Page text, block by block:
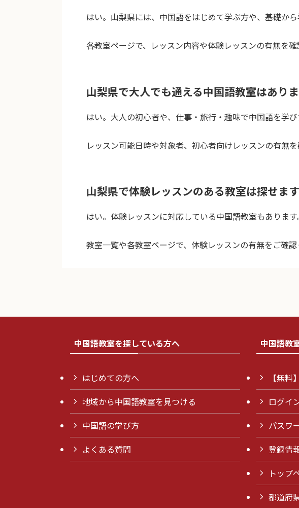
はい。山梨県には、中国語をはじめて学ぶ方や、基礎か
各教室ページで、レッスン内容や体験レッスンの有無を確
山梨県で大人でも通える中国語教室はあり
はい。大人の初心者や、仕事・旅行・趣味で中国語を学
レッスン可能日時や対象者、初心者向けレッスンの有無を
山梨県で体験レッスンのある教室は探せま
はい。体験レッスンに対応している中国語教室もあります。
教室一覧や各教室ページで、体験レッスンの有無をご確認
中国語教室を探している方へ
はじめての方へ
地域から中国語教室を見つける
中国語の学び方
よくある質問
中国語教
【無料
ログイ
パスワ
登録情
トップ
都道府